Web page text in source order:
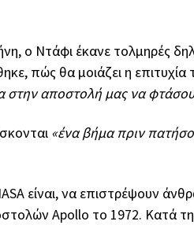
ο Ντάφι έκανε τολμηρές
πώς θα μοιάζει η επιτυχία
στην αποστολή μας να
«ένα βήμα πριν
είναι, να επιστρέψουν
Apollo το 1972. Κατά